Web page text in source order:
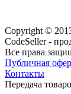
Copyright ©
CodeSeller -
Все права
Публичная
Контакты
Передача